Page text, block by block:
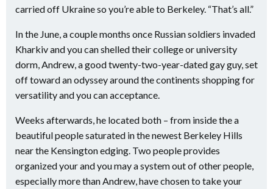
carried off Ukraine so you’re able to Berkeley. “That’s all.”
In the June, a couple months once Russian soldiers invaded
Kharkiv and you can shelled their college or university
dorm, Andrew, a good twenty-two-year-dated gay guy, set
off toward an odyssey around the continents shopping for
versatility and you can acceptance.
Weeks afterwards, he located both – from inside the a
beautiful people saturated in the newest Berkeley Hills
near the Kensington edging. Two people provides
organized your and you may a system out of other people,
especially more than Andrew, have chosen to take your